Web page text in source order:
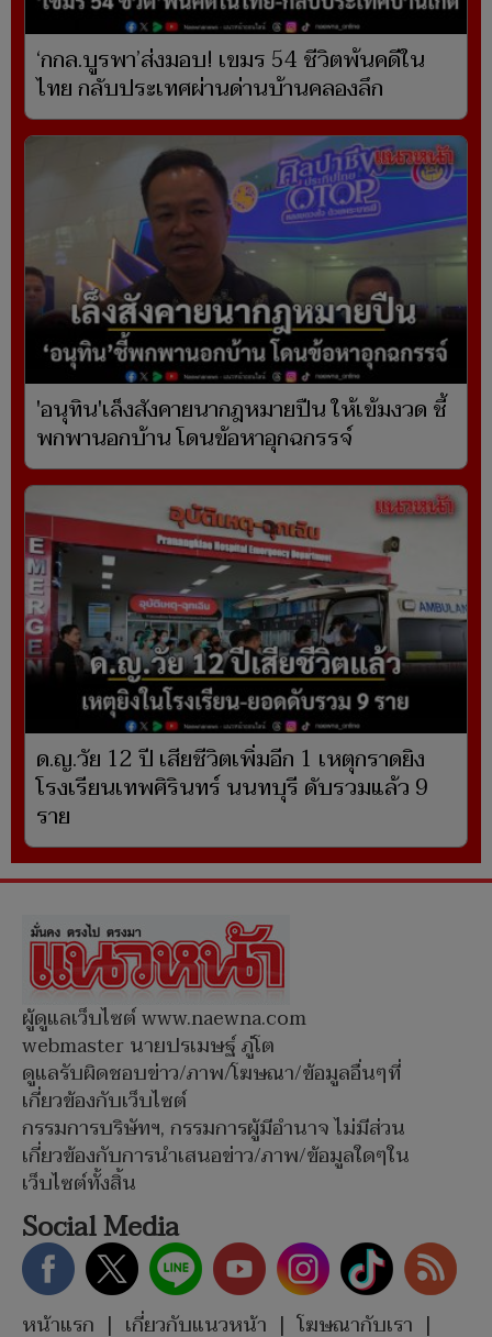
‘กกล.บูรพา’ส่งมอบ! เขมร 54 ชีวิตพ้นคดีใน
ไทย กลับประเทศผ่านด่านบ้านคลองลึก
'อนุทิน'เล็งสังคายนากฎหมายปืน ให้เข้มงวด ชี้
พกพานอกบ้าน โดนข้อหาอุกฉกรรจ์
ด.ญ.วัย 12 ปี เสียชีวิตเพิ่มอีก 1 เหตุกราดยิง
โรงเรียนเทพศิรินทร์ นนทบุรี ดับรวมแล้ว 9
ราย
ผู้ดูแลเว็บไซต์ www.naewna.com
webmaster นายปรเมษฐ์ ภู่โต
ดูแลรับผิดชอบข่าว/ภาพ/โฆษณา/ข้อมูลอื่นๆที่
เกี่ยวข้องกับเว็บไซต์
กรรมการบริษัทฯ, กรรมการผู้มีอำนาจ ไม่มีส่วน
เกี่ยวข้องกับการนำเสนอข่าว/ภาพ/ข้อมูลใดๆใน
เว็บไซต์ทั้งสิ้น
Social Media
หน้าแรก | เกี่ยวกับแนวหน้า | โฆษณากับเรา |